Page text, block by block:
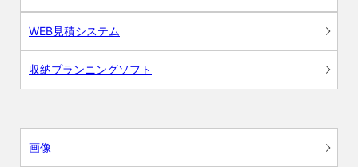
WEB見積システム
収納プランニングソフト
画像